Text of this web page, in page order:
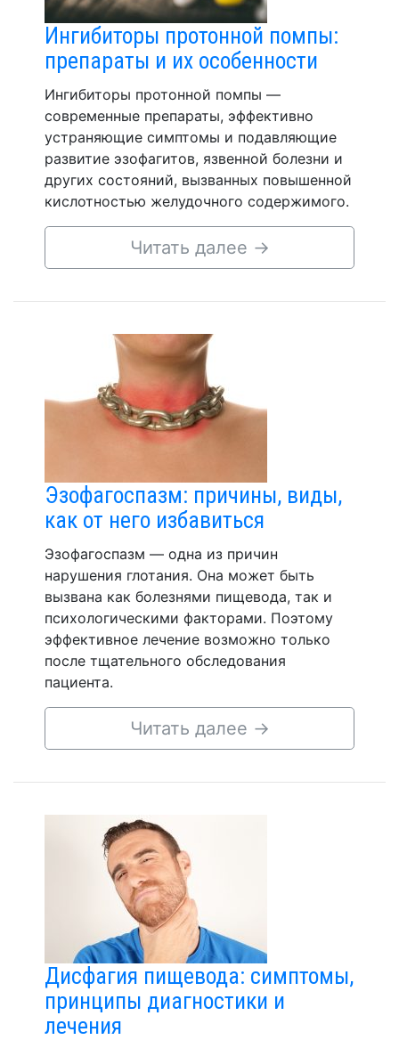
Ингибиторы протонной помпы:
препараты и их особенности
Ингибиторы протонной помпы —
современные препараты, эффективно
устраняющие симптомы и подавляющие
развитие эзофагитов, язвенной болезни и
других состояний, вызванных повышенной
кислотностью желудочного содержимого.
Читать далее →
Эзофагоспазм: причины, виды,
как от него избавиться
Эзофагоспазм — одна из причин
нарушения глотания. Она может быть
вызвана как болезнями пищевода, так и
психологическими факторами. Поэтому
эффективное лечение возможно только
после тщательного обследования
пациента.
Читать далее →
Дисфагия пищевода: симптомы,
принципы диагностики и
лечения